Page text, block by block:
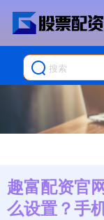
趣富配资官
么设置？手